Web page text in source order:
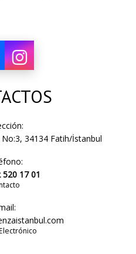
34134 Fatih/İstanbul
520 17 01